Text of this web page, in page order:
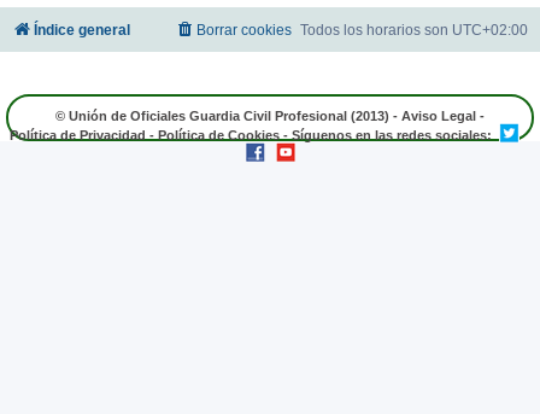
Índice general Todos los horarios son UTC+02:00
Borrar cookies
© Unión de Oficiales Guardia Civil Profesional (2013) - Aviso Legal -
Política de Privacidad - Política de Cookies - Síguenos en las redes sociales: